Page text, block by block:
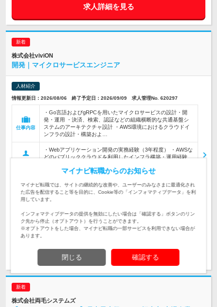
求人詳細を見る
株式会社viviON
開発｜マイクロサービスエンジニア
人材紹介
情報更新日：2026/08/06 終了予定日：2026/09/09 求人管理No. 620297
仕事内容
・Go言語およびgRPCを用いたマイクロサービスの設計・開
発・運用 ・決済、検索、認証などの組織横断的な共通基盤シ
ステムのアーキテクチャ設計 ・AWS環境におけるクラウドイ
ンフラの設計・構築およ…
・Webアプリケーション開発の実務経験（3年程度） ・AWSな
どのパブリッククラウドを利用したインフラ構築・運用経験
に取り組む意欲 ・…
勤務地
千代田区神田練塀町300住友不動産秋葉原駅前ビル12階
給与
450万円～800万円/固定給制(月給制)/ 上記の年収額は,同社に
お…
求人詳細を見る
株式会社両毛システムズ
マイナビ転職からのお知らせ
マイナビ転職では、サイトの継続的な改善や、ユーザーのみなさまに最適化され
た広告を配信すること等を目的に、Cookie等の「インフォマティブデータ」を利
用しています。
インフォマティブデータの提供を無効にしたい場合は「確認する」ボタンのリン
ク先から停止（オプトアウト）を行うことができます。
※オプトアウトをした場合、マイナビ転職の一部サービスを利用できない場合が
あります。
閉じる 確認する